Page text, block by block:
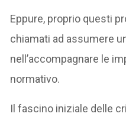
Eppure, proprio questi
chiamati ad assumere
nell’accompagnare le
normativo.
Il fascino iniziale delle